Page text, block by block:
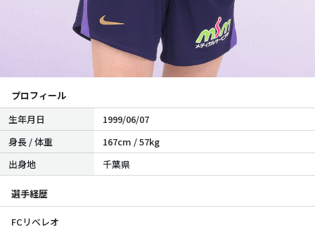
プロフィール
生年月日
1999/06/07
身長 / 体重
167cm / 57kg
出身地
千葉県
選手経歴
FCリべレオ